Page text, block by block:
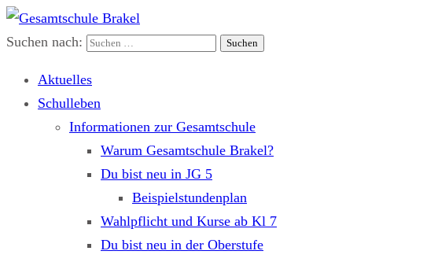
Gesamtschule Brakel
Gemeinsam.Erfolgreich.Bewegt.
Suchen nach:
Aktuelles
Schulleben
Informationen zur Gesamtschule
Warum Gesamtschule Brakel?
Du bist neu in JG 5
Beispielstundenplan
Wahlpflicht und Kurse ab Kl 7
Du bist neu in der Oberstufe